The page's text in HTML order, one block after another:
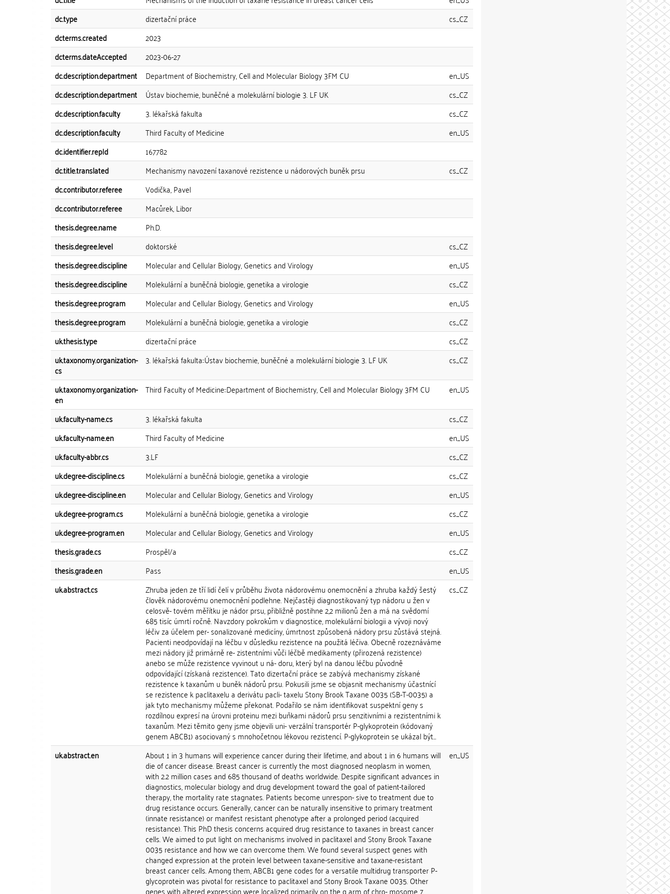
dc.type
dizertační práce
cs_CZ
dcterms.created
2023
dcterms.dateAccepted
2023-06-27
dc.description.department
Department of Biochemistry, Cell and Molecular Biology 3FM CU
en_US
dc.description.department
Ústav biochemie, buněčné a molekulární biologie 3. LF UK
cs_CZ
dc.description.faculty
3. lékařská fakulta
cs_CZ
dc.description.faculty
Third Faculty of Medicine
en_US
dc.identifier.repId
167782
dc.title.translated
Mechanismy navození taxanové rezistence u nádorových buněk prsu
cs_CZ
dc.contributor.referee
Vodička, Pavel
dc.contributor.referee
Macůrek, Libor
thesis.degree.name
Ph.D.
thesis.degree.level
doktorské
cs_CZ
thesis.degree.discipline
Molecular and Cellular Biology, Genetics and Virology
en_US
thesis.degree.discipline
Molekulární a buněčná biologie, genetika a virologie
cs_CZ
thesis.degree.program
Molecular and Cellular Biology, Genetics and Virology
en_US
thesis.degree.program
Molekulární a buněčná biologie, genetika a virologie
cs_CZ
uk.thesis.type
dizertační práce
cs_CZ
uk.taxonomy.organization-
cs
3. lékařská fakulta::Ústav biochemie, buněčné a molekulární biologie 3. LF UK cs_CZ
uk.taxonomy.organization-
en
Third Faculty of Medicine::Department of Biochemistry, Cell and Molecular Biology 3FM CU en_US
uk.faculty-name.cs 3. lékařská fakulta
cs_CZ
uk.faculty-name.en
Third Faculty of Medicine
en_US
uk.faculty-abbr.cs
3.LF
cs_CZ
uk.degree-discipline.cs
Molekulární a buněčná biologie, genetika a virologie
cs_CZ
uk.degree-discipline.en
Molecular and Cellular Biology, Genetics and Virology
en_US
uk.degree-program.cs
Molekulární a buněčná biologie, genetika a virologie
cs_CZ
uk.degree-program.en
Molecular and Cellular Biology, Genetics and Virology
en_US
thesis.grade.cs
Prospěl/a
cs_CZ
thesis.grade.en
Pass
en_US
uk.abstract.cs
Zhruba jeden ze tří lidí čelí v průběhu života nádorovému onemocnění a zhruba každý šestý
člověk nádorovému onemocnění podlehne. Nejčastěji diagnostikovaný typ nádoru u žen v
celosvě- tovém měřítku je nádor prsu, přibližně postihne 2,2 milionů žen a má na svědomí
685 tisíc úmrtí ročně. Navzdory pokrokům v diagnostice, molekulární biologii a vývoji nový
léčiv za účelem per- sonalizované medicíny, úmrtnost způsobená nádory prsu zůstává stejná.
Pacienti neodpovídají na léčbu v důsledku rezistence na použitá léčiva. Obecně rozeznáváme
mezi nádory již primárně re- zistentními vůči léčbě medikamenty (přirozená rezistence)
anebo se může rezistence vyvinout u ná- doru, který byl na danou léčbu původně
odpovídající (získaná rezistence). Tato dizertační práce se zabývá mechanismy získané
rezistence k taxanům u buněk nádorů prsu. Pokusili jsme se objasnit mechanismy účastnící
se rezistence k paclitaxelu a derivátu pacli- taxelu Stony Brook Taxane 0035 (SB-T-0035) a
jak tyto mechanismy můžeme překonat. Podařilo se nám identifikovat suspektní geny s
rozdílnou expresí na úrovni proteinu mezi buňkami nádorů prsu senzitivními a rezistentními k
taxanům. Mezi těmito geny jsme objevili uni- verzální transportér P-glykoprotein (kódovaný
genem ABCB1) asociovaný s mnohočetnou lékovou rezistencí. P-glykoprotein se ukázal být...
cs_CZ
uk.abstract.en About 1 in 3 humans will experience cancer during their lifetime, and about 1 in 6 humans will
die of cancer disease. Breast cancer is currently the most diagnosed neoplasm in women,
with 2.2 million cases and 685 thousand of deaths worldwide. Despite significant advances in
diagnostics, molecular biology and drug development toward the goal of patient-tailored
therapy, the mortality rate stagnates. Patients become unrespon- sive to treatment due to
drug resistance occurs. Generally, cancer can be naturally insensitive to primary treatment
(innate resistance) or manifest resistant phenotype after a prolonged period (acquired
resistance). This PhD thesis concerns acquired drug resistance to taxanes in breast cancer
cells. We aimed to put light on mechanisms involved in paclitaxel and Stony Brook Taxane
0035 resistance and how we can overcome them. We found several suspect genes with
changed expression at the protein level between taxane-sensitive and taxane-resistant
breast cancer cells. Among them, ABCB1 gene codes for a versatile multidrug transporter P-
glycoprotein was pivotal for resistance to paclitaxel and Stony Brook Taxane 0035. Other
genes with altered expression were localized primarily on the q arm of chro- mosome 7,
en_US